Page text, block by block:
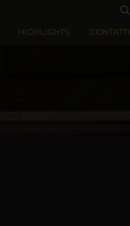
HIGHLIGHTS CONTATTI